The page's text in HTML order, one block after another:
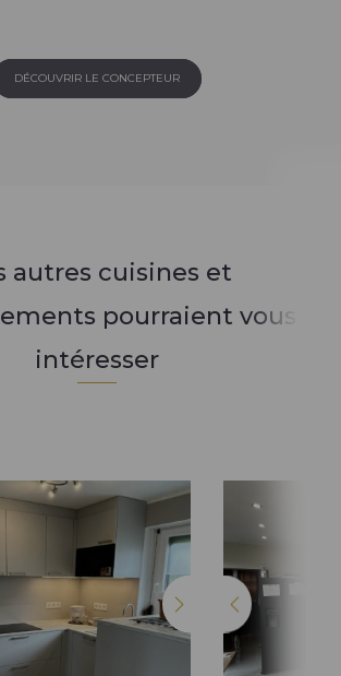
DÉCOUVRIR LE CONCEPTEUR
autres cuisines et
pourraient vous
intéresser